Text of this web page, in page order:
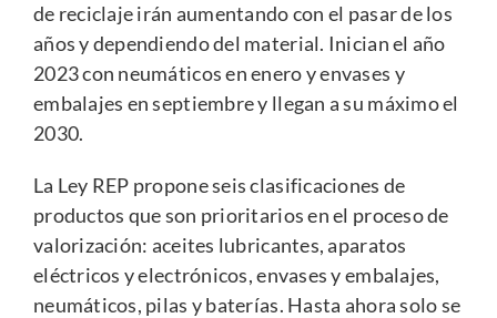
de reciclaje irán aumentando con el pasar de los
años y dependiendo del material. Inician el año
2023 con neumáticos en enero y envases y
embalajes en septiembre y llegan a su máximo el
2030.
La Ley REP propone seis clasificaciones de
productos que son prioritarios en el proceso de
valorización: aceites lubricantes, aparatos
eléctricos y electrónicos, envases y embalajes,
neumáticos, pilas y baterías. Hasta ahora solo se